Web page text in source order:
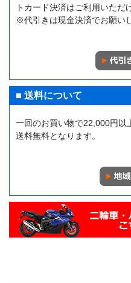
トカード決済はご利用いただ
※代引きは現金決済でお願い
■ 送料について
一回のお買い物で22,000円以
送料無料となります。